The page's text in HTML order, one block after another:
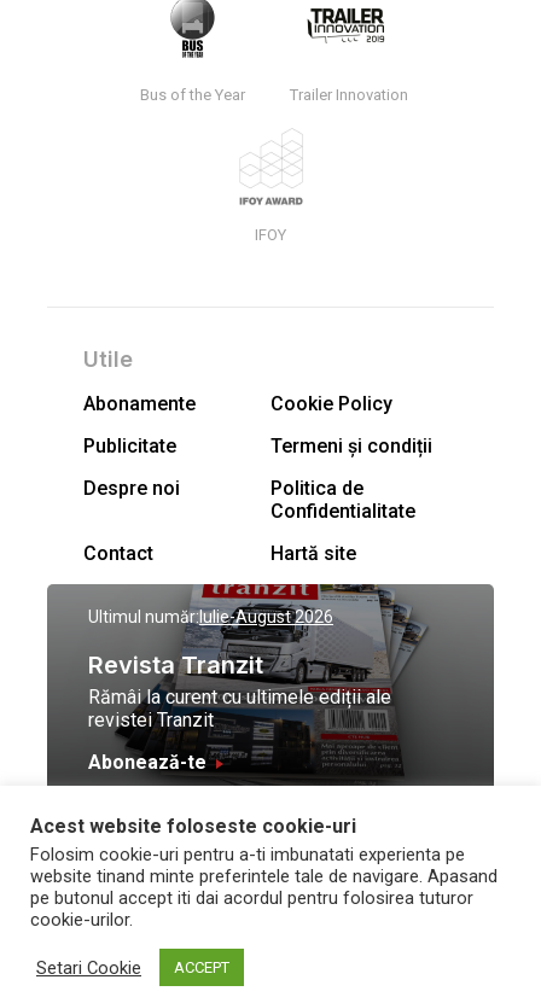
Bus of the Year Trailer Innovation
IFOY
Utile
Abonamente
Cookie Policy
Publicitate
Termeni și condiții
Despre noi
Politica de
Confidentialitate
Contact
Hartă site
Ultimul număr:Iulie-August 2026
Revista Tranzit
Rămâi la curent cu ultimele ediții ale
revistei Tranzit
Abonează-te
© Toate drepturile
rezervate Trafic Media
2026
Design by
and development by Neo
Vision Technologies
Acest website foloseste cookie-uri
Folosim cookie-uri pentru a-ti imbunatati experienta pe
website tinand minte preferintele tale de navigare. Apasand
pe butonul accept iti dai acordul pentru folosirea tuturor
cookie-urilor.
Setari Cookie ACCEPT